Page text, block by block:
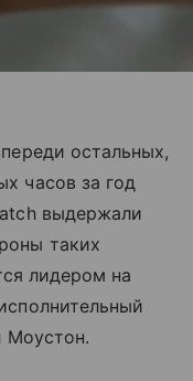
остальных,
часов за год
выдержали
таких
лидером на
Моустон.